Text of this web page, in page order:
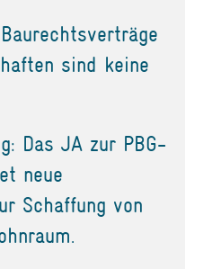
sind keine
Das JA zur PBG-
neue
Schaffung von